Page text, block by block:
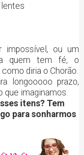
lentes
impossível, ou um
quem tem fé, o
diria o Chorão.
longooooo prazo,
imaginamos.
itens? Tem
para sonharmos